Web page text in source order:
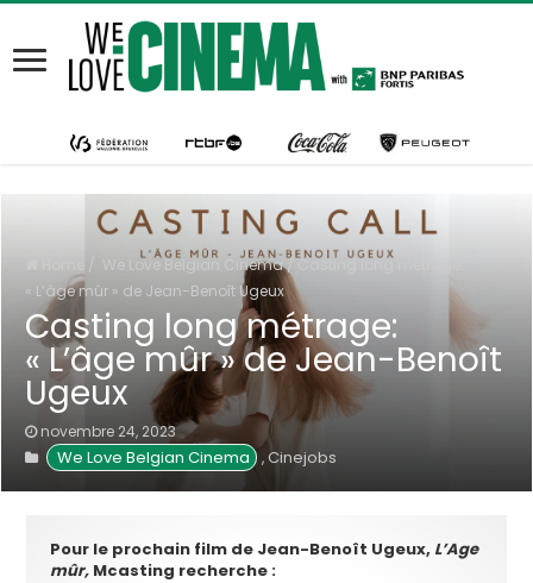
/ We Love Belgian Cinema/ Casting long métrage:
« L’âge mûr » de Jean-Benoît Ugeux
Casting long métrage:
« L’âge mûr » de Jean-Benoît
Ugeux
novembre 24, 2023
We Love Belgian Cinema ,Cinejobs
Pour le prochain film de Jean-Benoît Ugeux, L’Age
mûr, Mcasting recherche :